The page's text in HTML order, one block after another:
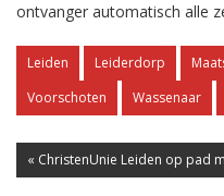
ontvanger automatisch alle
Leiden Leiderdorp
Voorschoten
Wassenaar
« ChristenUnie Leiden op pad